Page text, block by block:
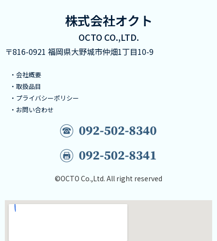
株式会社オクト
OCTO CO.,LTD.
〒816-0921 福岡県大野城市仲畑1丁目10-9​
・会社概要
・取扱品目
・プライバシーポリシー
・お問い合わせ
©OCTO Co.,Ltd. All right reserved